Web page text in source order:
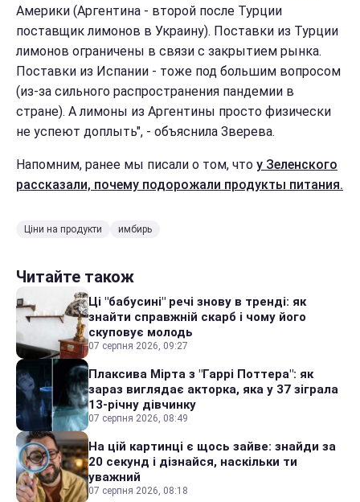
Америки (Аргентина - второй после Турции
поставщик лимонов в Украину). Поставки из Турции
лимонов ограничены в связи с закрытием рынка.
Поставки из Испании - тоже под большим вопросом
(из-за сильного распространения пандемии в
стране). А лимоны из Аргентины просто физически
не успеют доплыть", - объяснила Зверева.
Напомним, ранее мы писали о том, что у Зеленского
рассказали, почему подорожали продукты питания.
Ціни на продукти имбирь
Читайте також
Ці "бабусині" речі знову в тренді: як
знайти справжній скарб і чому його
скуповує молодь
07 серпня 2026, 09:27
Плаксива Мірта з "Гаррі Поттера": як
зараз виглядає акторка, яка у 37 зіграла
13-річну дівчинку
07 серпня 2026, 08:49
На цій картинці є щось зайве: знайди за
20 секунд і дізнайся, наскільки ти
уважний
07 серпня 2026, 08:18